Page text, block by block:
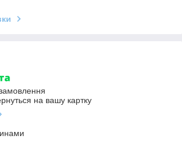
на вашу картку